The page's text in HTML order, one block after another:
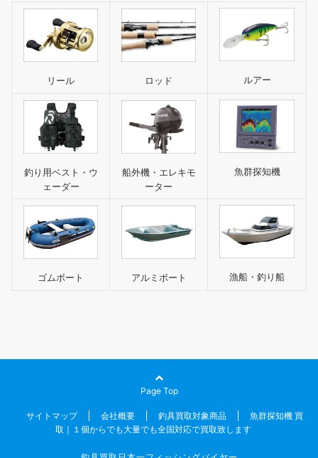
リール ロッド ルアー
釣り用ベスト・ウ
ェーダー
船外機・エレキモ
ーター
魚群探知機
ゴムボート アルミボート 漁船・釣り船
Page Top
サイトマップ 会社概要 釣具買取対象商品
魚群探知機 買
取｜１個からでも大量でも全国対応で買取致します